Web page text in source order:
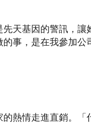
天基因的警訊，
事，是在我參加
熱情走進直銷。